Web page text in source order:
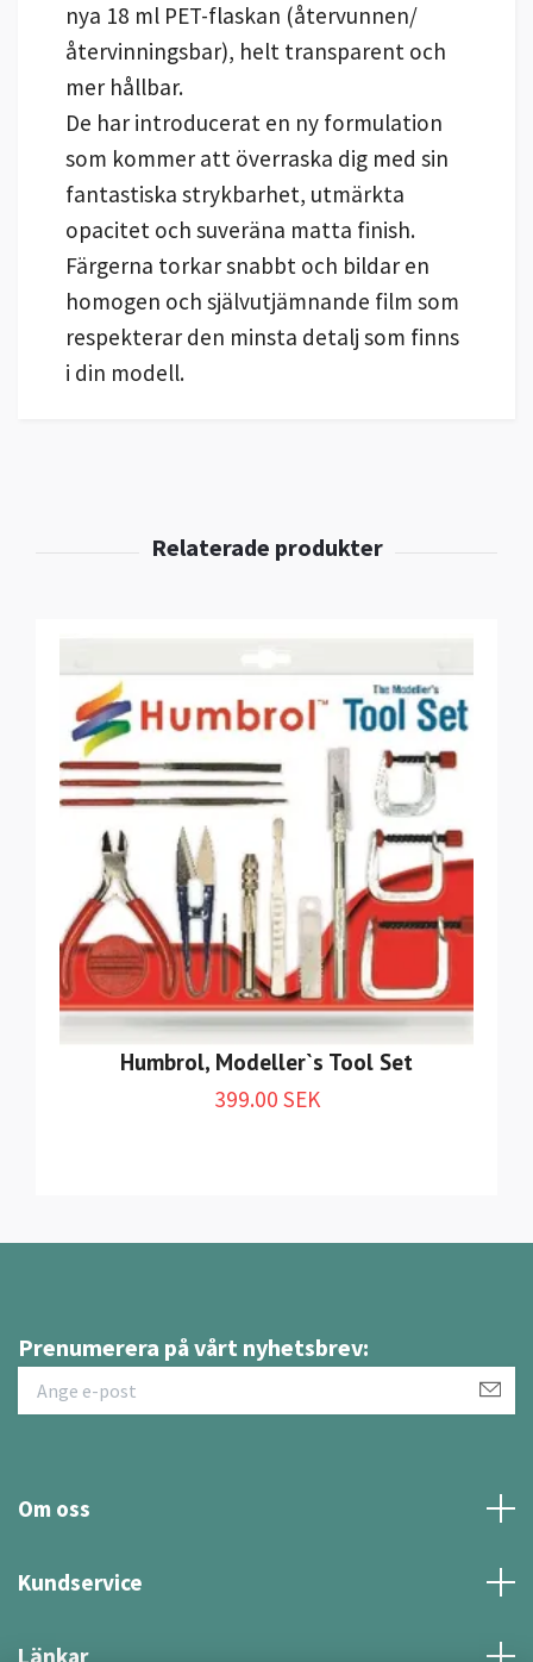
nya 18 ml PET-flaskan (återvunnen/
återvinningsbar), helt transparent och
mer hållbar.
De har introducerat en ny formulation
som kommer att överraska dig med sin
fantastiska strykbarhet, utmärkta
opacitet och suveräna matta finish.
Färgerna torkar snabbt och bildar en
homogen och självutjämnande film som
respekterar den minsta detalj som finns
i din modell.
Humbrol, Modeller`s Tool Set
399.00 SEK
Prenumerera på vårt nyhetsbrev:
Om oss
Kundservice
Länkar